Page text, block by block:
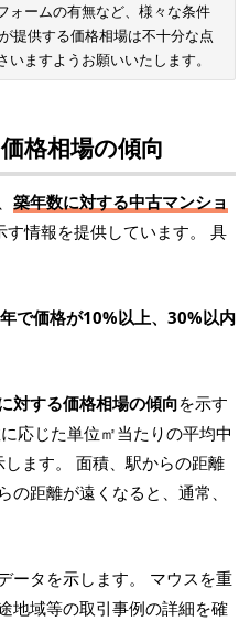
ォームの有無など、様々な条件
提供する価格相場は不十分な点
ますようお願いいたします。
格相場の傾向
築年数に対する中古マンショ
す情報を提供しています。 具
で価格が10%以上、30%以内
対する価格相場の傾向を示す
応じた単位㎡当たりの平均中
ます。 面積、駅からの距離
距離が遠くなると、通常、
ータを示します。 マウスを重
地域等の取引事例の詳細を確